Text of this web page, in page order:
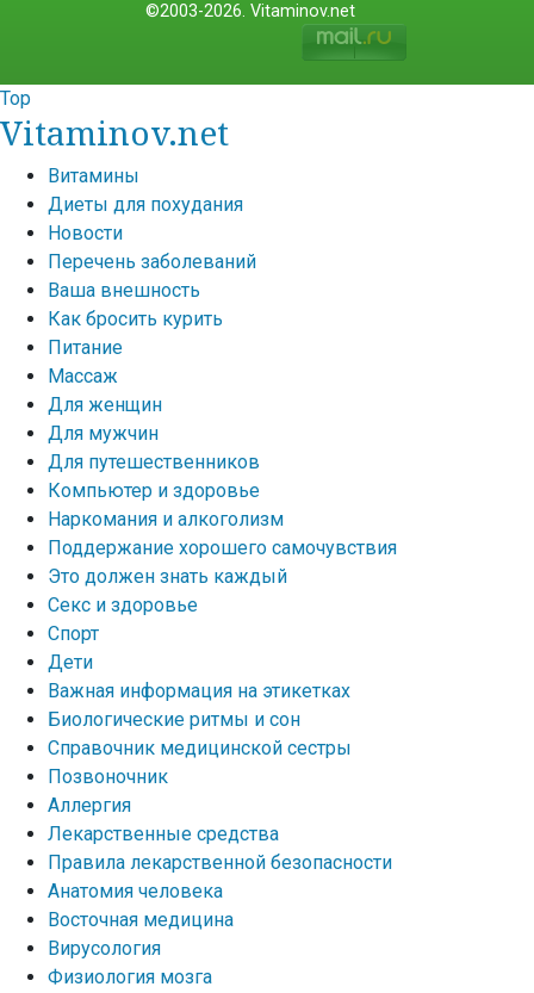
©2003-2026. Vitaminov.net
Top
Vitaminov.net
Витамины
Диеты для похудания
Новости
Перечень заболеваний
Ваша внешность
Как бросить курить
Питание
Массаж
Для женщин
Для мужчин
Для путешественников
Компьютер и здоровье
Наркомания и алкоголизм
Поддержание хорошего самочувствия
Это должен знать каждый
Секс и здоровье
Спорт
Дети
Важная информация на этикетках
Биологические ритмы и сон
Справочник медицинской сестры
Позвоночник
Аллергия
Лекарственные средства
Правила лекарственной безопасности
Aнатомия человека
Восточная медицина
Вирусология
Физиология мозга